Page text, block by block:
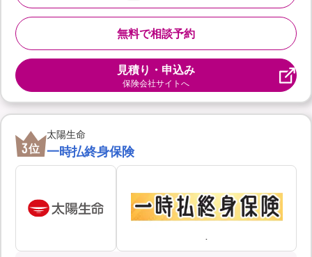
無料で相談予約
見積り・申込み
保険会社サイトへ
3位
太陽生命
一時払終身保険